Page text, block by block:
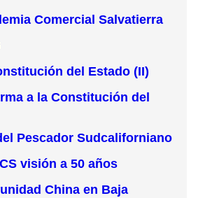
Comercial Salvatierra
del Estado (II)
a la Constitución del
Pescador Sudcaliforniano
visión a 50 años
China en Baja